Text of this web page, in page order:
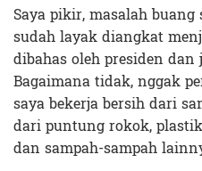
Saya pikir, masalah
sudah layak diangkat
dibahas oleh presiden
Bagaimana tidak, nggak
saya bekerja bersih dari
dari puntung rokok,
dan sampah-sampah